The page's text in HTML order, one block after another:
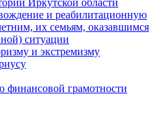
Иркутской области
и реабилитационную
их семьям, оказавшимся
ситуации
и экстремизму
грамотности